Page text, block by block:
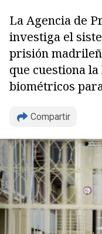
La Agencia de
investiga el
prisión
que cuestiona
biométricos
Compartir
Copiar